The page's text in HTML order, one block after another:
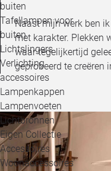
buiten
Tafellampen voor
buiten
Lichtslingers
Verlichting
accessoires
Lampenkappen
Lampenvoeten
Lichtbronnen
Eigen Collectie
Accessoires
Woonaccessoires
Naast mijn werk ben
met karakter. Plekken
waar tegelijkertijd
geprobeerd te creëren